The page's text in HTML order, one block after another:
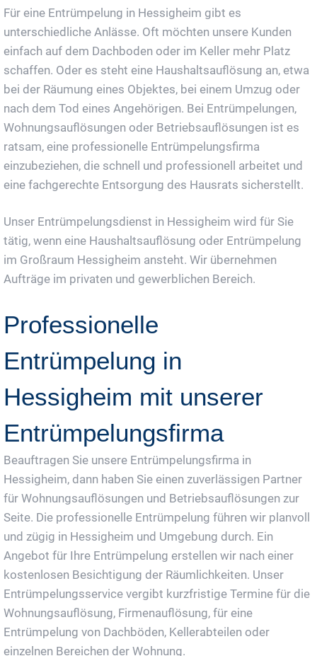
Für eine Entrümpelung in Hessigheim gibt es
unterschiedliche Anlässe. Oft möchten unsere Kunden
einfach auf dem Dachboden oder im Keller mehr Platz
schaffen. Oder es steht eine Haushaltsauflösung an, etwa
bei der Räumung eines Objektes, bei einem Umzug oder
nach dem Tod eines Angehörigen. Bei Entrümpelungen,
Wohnungsauflösungen oder Betriebsauflösungen ist es
ratsam, eine professionelle Entrümpelungsfirma
einzubeziehen, die schnell und professionell arbeitet und
eine fachgerechte Entsorgung des Hausrats sicherstellt.
Unser Entrümpelungsdienst in Hessigheim wird für Sie
tätig, wenn eine Haushaltsauflösung oder Entrümpelung
im Großraum Hessigheim ansteht. Wir übernehmen
Aufträge im privaten und gewerblichen Bereich.
Professionelle
Entrümpelung in
Hessigheim mit unserer
Entrümpelungsfirma
Beauftragen Sie unsere Entrümpelungsfirma in
Hessigheim, dann haben Sie einen zuverlässigen Partner
für Wohnungsauflösungen und Betriebsauflösungen zur
Seite. Die professionelle Entrümpelung führen wir planvoll
und zügig in Hessigheim und Umgebung durch. Ein
Angebot für Ihre Entrümpelung erstellen wir nach einer
kostenlosen Besichtigung der Räumlichkeiten. Unser
Entrümpelungsservice vergibt kurzfristige Termine für die
Wohnungsauflösung, Firmenauflösung, für eine
Entrümpelung von Dachböden, Kellerabteilen oder
einzelnen Bereichen der Wohnung.